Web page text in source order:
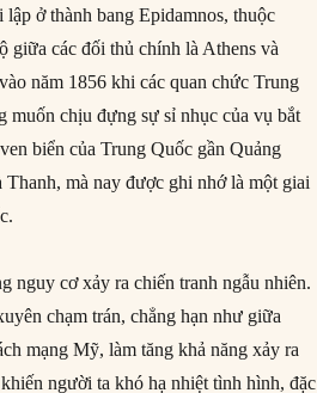
ở thành bang Epidamnos, thuộc
giữa các đối thủ chính là Athens và
năm 1856 khi các quan chức Trung
chịu đựng sự sỉ nhục của vụ bắt
biển của Trung Quốc gần Quảng
mà nay được ghi nhớ là một giai
nguy cơ xảy ra chiến tranh ngẫu nhiên.
chạm trán, chẳng hạn như giữa
mạng Mỹ, làm tăng khả năng xảy ra
người ta khó hạ nhiệt tình hình, đặc